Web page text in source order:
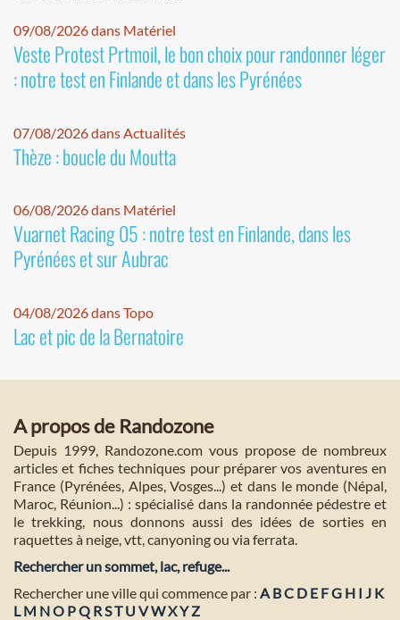
09/08/2026 dans Matériel
Veste Protest Prtmoil, le bon choix pour randonner léger
: notre test en Finlande et dans les Pyrénées
07/08/2026 dans Actualités
Thèze : boucle du Moutta
06/08/2026 dans Matériel
Vuarnet Racing 05 : notre test en Finlande, dans les
Pyrénées et sur Aubrac
04/08/2026 dans Topo
Lac et pic de la Bernatoire
A propos de Randozone
Depuis 1999, Randozone.com vous propose de nombreux
articles et fiches techniques pour préparer vos aventures en
France (Pyrénées, Alpes, Vosges...) et dans le monde (Népal,
Maroc, Réunion...) : spécialisé dans la randonnée pédestre et
le trekking, nous donnons aussi des idées de sorties en
raquettes à neige, vtt, canyoning ou via ferrata.
Rechercher un sommet, lac, refuge...
Rechercher une ville qui commence par : A BC D E FG H I J K
L M NO PQ RST U VWXYZ